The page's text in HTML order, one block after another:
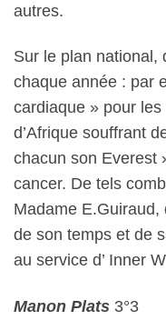
autres.
Sur le plan national,
chaque année : par
cardiaque » pour
d’Afrique souffrant
chacun son Everest
cancer. De tels
Madame E.Guiraud,
de son temps et de
au service d’ Inner
Manon Plats 3°3